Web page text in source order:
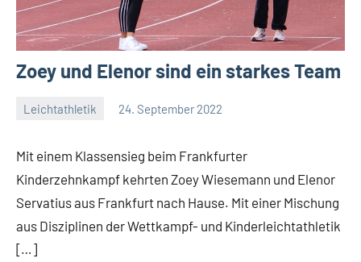
Zoey und Elenor sind ein starkes Team
Leichtathletik 24. September 2022
Mit einem Klassensieg beim Frankfurter
Kinderzehnkampf kehrten Zoey Wiesemann und Elenor
Servatius aus Frankfurt nach Hause. Mit einer Mischung
aus Disziplinen der Wettkampf- und Kinderleichtathletik
[…]